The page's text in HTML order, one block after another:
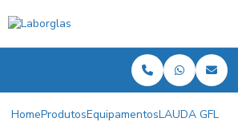
HomeProdutosEquipamentosLAUDA GFL